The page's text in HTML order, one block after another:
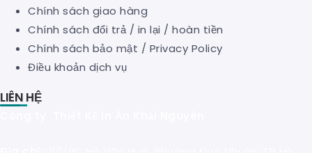
Chính sách giao hàng
Chính sách đổi trả / in lại / hoàn tiền
Chính sách bảo mật / Privacy Policy
Điều khoản dịch vụ
LIÊN HỆ